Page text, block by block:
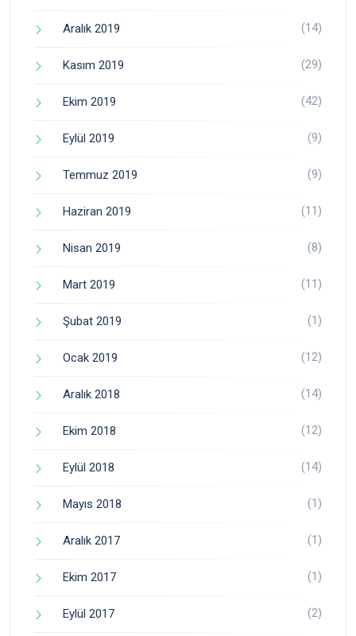
Aralık 2019 (14)
Kasım 2019 (29)
Ekim 2019 (42)
Eylül 2019 (9)
Temmuz 2019 (9)
Haziran 2019 (11)
Nisan 2019 (8)
Mart 2019 (11)
Şubat 2019 (1)
Ocak 2019 (12)
Aralık 2018 (14)
Ekim 2018 (12)
Eylül 2018 (14)
Mayıs 2018 (1)
Aralık 2017 (1)
Ekim 2017 (1)
Eylül 2017 (2)